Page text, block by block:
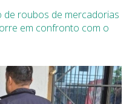
de roubos de mercadorias
em confronto com o